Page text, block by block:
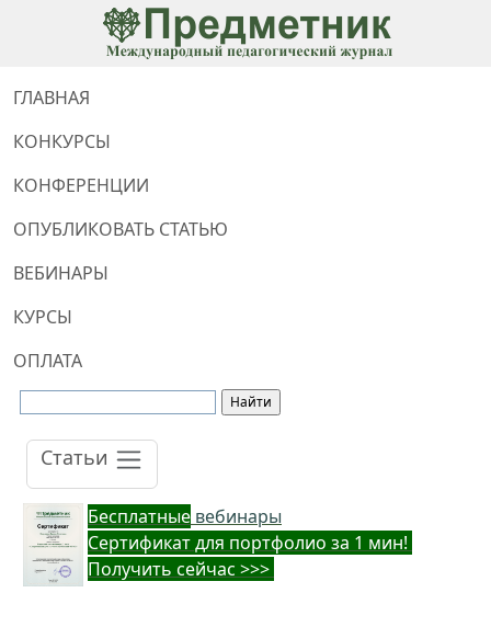
ГЛАВНАЯ
КОНКУРСЫ
КОНФЕРЕНЦИИ
ОПУБЛИКОВАТЬ СТАТЬЮ
ВЕБИНАРЫ
КУРСЫ
ОПЛАТА
Статьи
Бесплатные вебинары
Cертификат для портфолио за 1 мин!
Получить сейчас >>>